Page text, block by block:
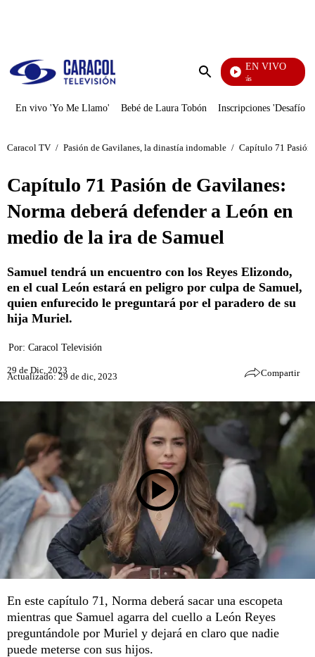
Enviar
EN VIVO
También Caerás
En vivo 'Yo Me Llamo' Bebé de Laura Tobón Inscripciones 'Desafío'
Caracol TV / Pasión de Gavilanes, la dinastía indomable / Capítulo 71 Pasión
Capítulo 71 Pasión de Gavilanes:
Norma deberá defender a León en
medio de la ira de Samuel
Samuel tendrá un encuentro con los Reyes Elizondo,
en el cual León estará en peligro por culpa de Samuel,
quien enfurecido le preguntará por el paradero de su
hija Muriel.
Por: Caracol Televisión
29 de Dic, 2023
Actualizado: 29 de dic, 2023 Compartir
En este capítulo 71, Norma deberá sacar una escopeta
mientras que Samuel agarra del cuello a León Reyes
preguntándole por Muriel y dejará en claro que nadie
puede meterse con sus hijos.